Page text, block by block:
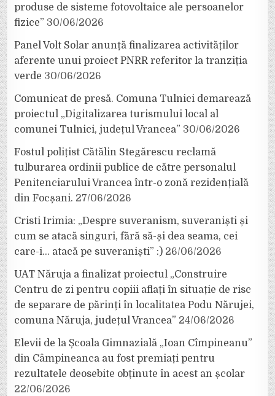
produse de sisteme fotovoltaice ale persoanelor
fizice” 30/06/2026
Panel Volt Solar anunță finalizarea activităților
aferente unui proiect PNRR referitor la tranziția
verde 30/06/2026
Comunicat de presă. Comuna Tulnici demarează
proiectul „Digitalizarea turismului local al
comunei Tulnici, județul Vrancea” 30/06/2026
Fostul polițist Cătălin Stegărescu reclamă
tulburarea ordinii publice de către personalul
Penitenciarului Vrancea într-o zonă rezidențială
din Focșani. 27/06/2026
Cristi Irimia: „Despre suveranism, suveraniști și
cum se atacă singuri, fără să-și dea seama, cei
care-i… atacă pe suveraniști” :) 26/06/2026
UAT Năruja a finalizat proiectul „Construire
Centru de zi pentru copiii aflați în situație de risc
de separare de părinți în localitatea Podu Nărujei,
comuna Năruja, județul Vrancea” 24/06/2026
Elevii de la Școala Gimnazială „Ioan Cîmpineanu”
din Câmpineanca au fost premiați pentru
rezultatele deosebite obținute în acest an școlar
22/06/2026